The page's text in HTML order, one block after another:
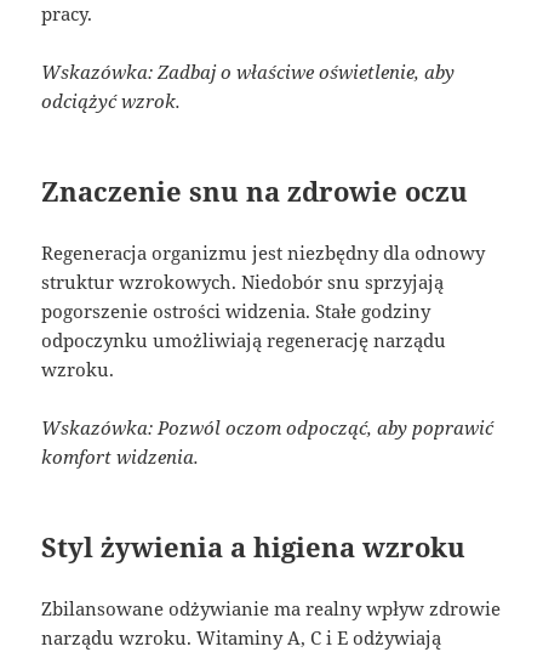
pracy.
Wskazówka: Zadbaj o właściwe oświetlenie, aby
odciążyć wzrok.
Znaczenie snu na zdrowie oczu
Regeneracja organizmu jest niezbędny dla odnowy
struktur wzrokowych. Niedobór snu sprzyjają
pogorszenie ostrości widzenia. Stałe godziny
odpoczynku umożliwiają regenerację narządu
wzroku.
Wskazówka: Pozwól oczom odpocząć, aby poprawić
komfort widzenia.
Styl żywienia a higiena wzroku
Zbilansowane odżywianie ma realny wpływ zdrowie
narządu wzroku. Witaminy A, C i E odżywiają